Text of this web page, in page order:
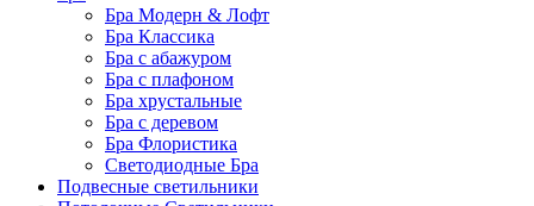
Бра Модерн & Лофт
Бра Классика
Бра с абажуром
Бра с плафоном
Бра хрустальные
Бра с деревом
Бра Флористика
Светодиодные Бра
Подвесные светильники